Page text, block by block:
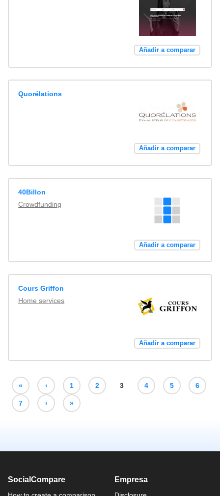
Añadir a comparar
Quorélations
Añadir a comparar
40Billon
Crowdfunding
Añadir a comparar
Cours Griffon
Home services
Añadir a comparar
« ‹ 1 2 3 4 5 6
7 › »
SocialCompare Empresa